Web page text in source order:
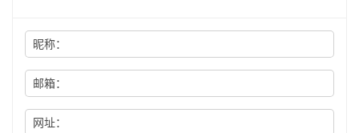
昵称：
邮箱：
网址：